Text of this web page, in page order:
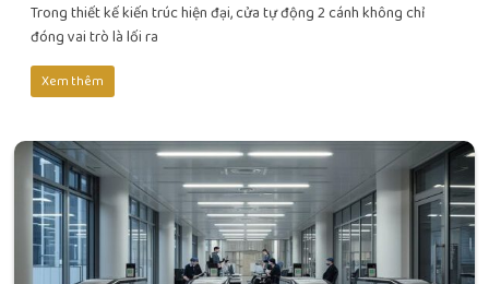
Trong thiết kế kiến trúc hiện đại, cửa tự động 2 cánh không chỉ
đóng vai trò là lối ra
Xem thêm